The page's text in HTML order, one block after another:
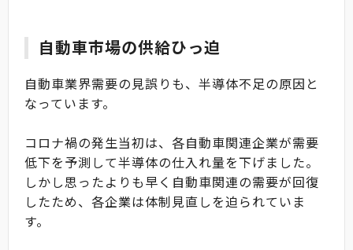
自動車市場の供給ひっ迫
自動車業界需要の見誤りも、半導体不足の原因と
なっています。
コロナ禍の発生当初は、各自動車関連企業が需要
低下を予測して半導体の仕入れ量を下げました。
しかし思ったよりも早く自動車関連の需要が回復
したため、各企業は体制見直しを迫られていま
す。